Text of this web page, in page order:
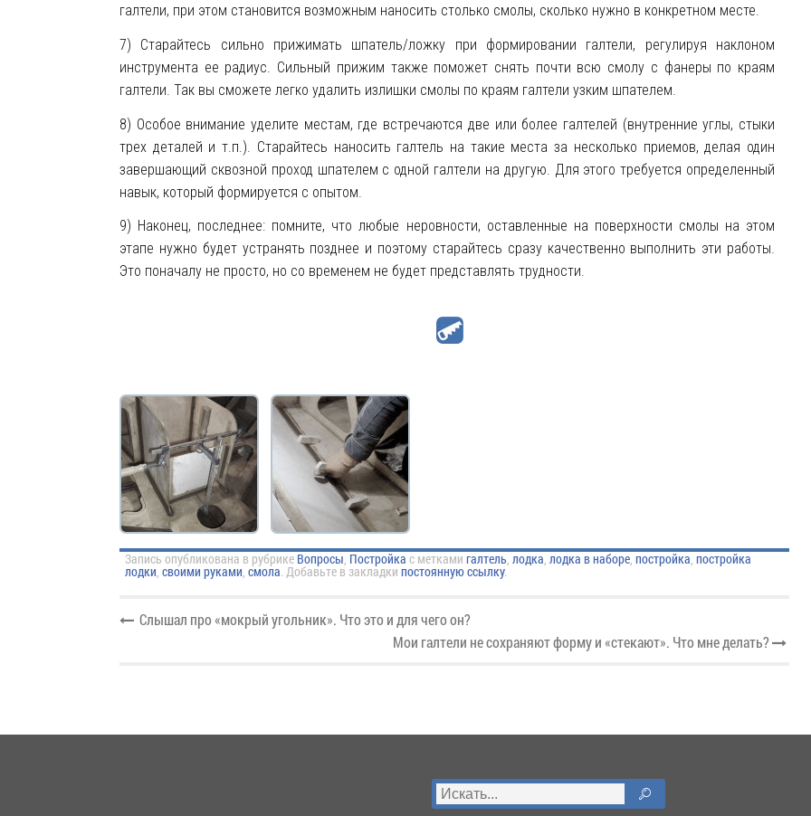
галтели, при этом становится возможным наносить столько смолы, сколько нужно в конкретном месте.
7) Старайтесь сильно прижимать шпатель/ложку при формировании галтели, регулируя наклоном
инструмента ее радиус. Сильный прижим также поможет снять почти всю смолу с фанеры по краям
галтели. Так вы сможете легко удалить излишки смолы по краям галтели узким шпателем.
8) Особое внимание уделите местам, где встречаются две или более галтелей (внутренние углы, стыки
трех деталей и т.п.). Старайтесь наносить галтель на такие места за несколько приемов, делая один
завершающий сквозной проход шпателем с одной галтели на другую. Для этого требуется определенный
навык, который формируется с опытом.
9) Наконец, последнее: помните, что любые неровности, оставленные на поверхности смолы на этом
этапе нужно будет устранять позднее и поэтому старайтесь сразу качественно выполнить эти работы.
Это поначалу не просто, но со временем не будет представлять трудности.
Запись опубликована в рубрике Вопросы, Постройка с метками галтель, лодка, лодка в наборе, постройка, постройка
лодки, своими руками, смола. Добавьте в закладки постоянную ссылку.
Слышал про «мокрый угольник». Что это и для чего он?
Мои галтели не сохраняют форму и «стекают». Что мне делать?